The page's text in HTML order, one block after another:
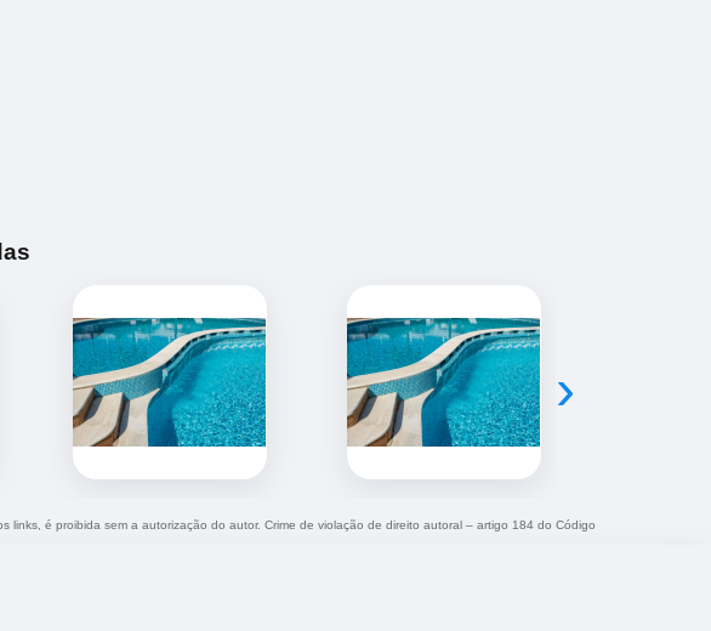
›
é proibida sem a autorização do autor. Crime de violação de direito autoral – artigo 184 do Código